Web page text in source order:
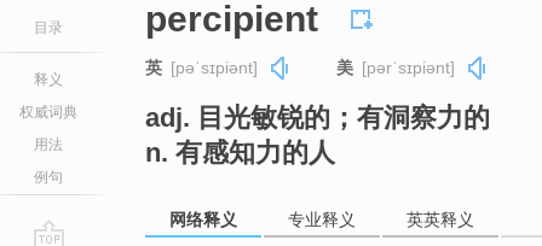
目录
释义
权威词典
用法
例句
percipient
英 [pəˈsɪpiənt] 美 [pərˈsɪpiənt]
adj. 目光敏锐的；有洞察力的
n. 有感知力的人
网络释义 专业释义 英英释义